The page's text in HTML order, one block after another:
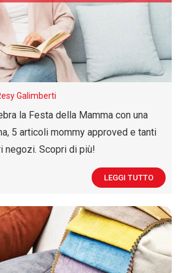
Galimberti
la Festa della Mamma con una
5 articoli mommy approved e tanti
negozi. Scopri di più!
LEGGI TUTTO